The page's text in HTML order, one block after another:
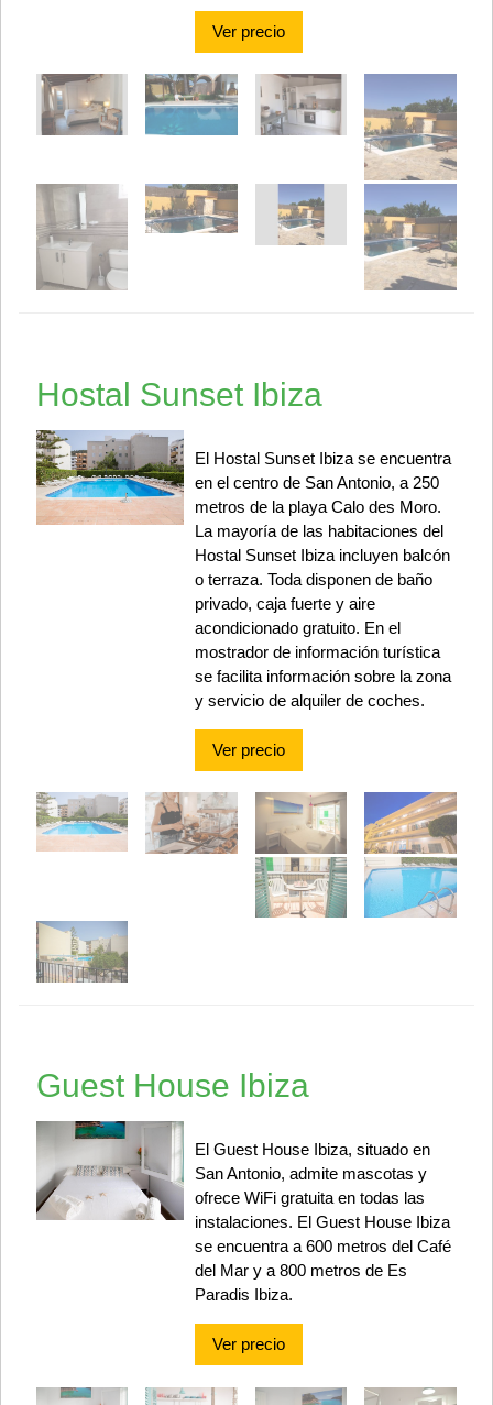
Ver precio
Hostal Sunset Ibiza
El Hostal Sunset Ibiza se encuentra
en el centro de San Antonio, a 250
metros de la playa Calo des Moro.
La mayoría de las habitaciones del
Hostal Sunset Ibiza incluyen balcón
o terraza. Toda disponen de baño
privado, caja fuerte y aire
acondicionado gratuito. En el
mostrador de información turística
se facilita información sobre la zona
y servicio de alquiler de coches.
Ver precio
Guest House Ibiza
El Guest House Ibiza, situado en
San Antonio, admite mascotas y
ofrece WiFi gratuita en todas las
instalaciones. El Guest House Ibiza
se encuentra a 600 metros del Café
del Mar y a 800 metros de Es
Paradis Ibiza.
Ver precio